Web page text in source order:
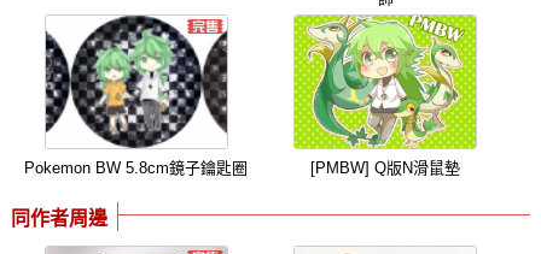
Pokemon BW 5.8cm鏡子鑰匙圈 [PMBW] Q版N滑鼠墊
同作者周邊